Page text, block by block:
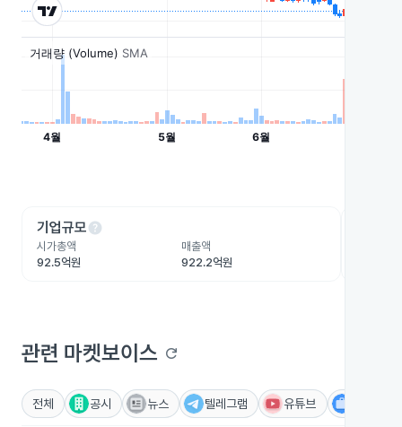
기업규모help
시가총액
92.5억원
매출액
922.2억원
관련 마켓보이스 refresh
전체 공시 뉴스 텔레그램 유튜브